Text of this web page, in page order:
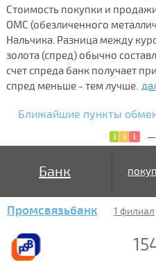
Стоимость покупки и
ОМС (обезличенного
Нальчика. Разница между
золота (спред) обычно
счет спреда банк получает
спред меньше - тем лучше.
Ближайшие пункты
—
Банк
Промсвязьбанк 1 филиал